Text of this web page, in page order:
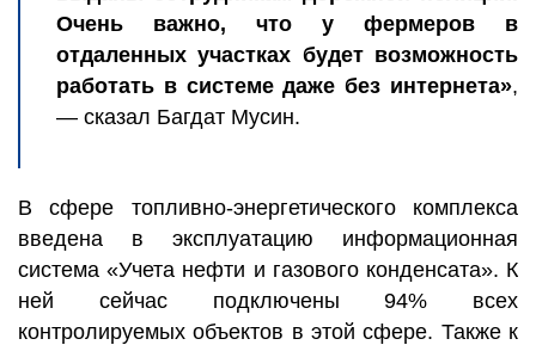
Очень важно, что у фермеров в
отдаленных участках будет возможность
работать в системе даже без интернета»,
— сказал Багдат Мусин.
В сфере топливно-энергетического комплекса
введена в эксплуатацию информационная
система «Учета нефти и газового конденсата». К
ней сейчас подключены 94% всех
контролируемых объектов в этой сфере. Также к